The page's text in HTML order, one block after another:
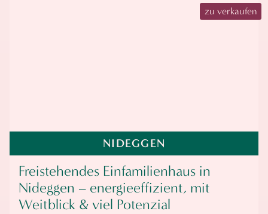
zu verkaufen
NIDEGGEN
Freistehendes Einfamilienhaus in
Nideggen – energieeffizient, mit
Weitblick & viel Potenzial